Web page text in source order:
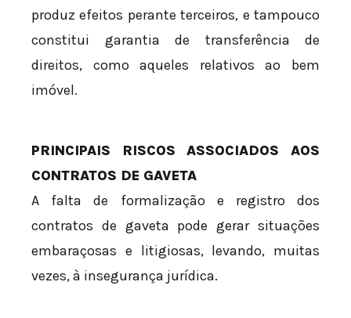
produz efeitos perante terceiros, e tampouco
constitui garantia de transferência de
direitos, como aqueles relativos ao bem
imóvel.
PRINCIPAIS RISCOS ASSOCIADOS AOS
CONTRATOS DE GAVETA
A falta de formalização e registro dos
contratos de gaveta pode gerar situações
embaraçosas e litigiosas, levando, muitas
vezes, à insegurança jurídica.